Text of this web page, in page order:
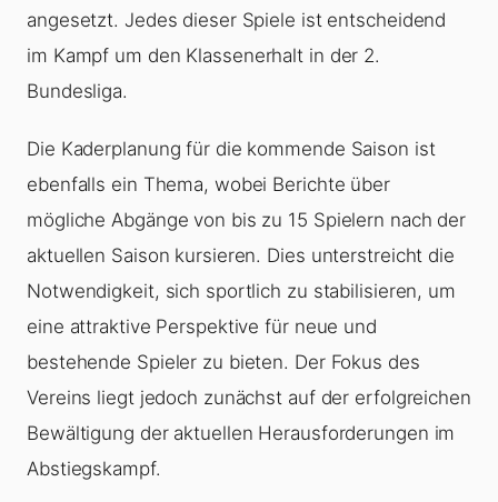
angesetzt. Jedes dieser Spiele ist entscheidend
im Kampf um den Klassenerhalt in der 2.
Bundesliga.
Die Kaderplanung für die kommende Saison ist
ebenfalls ein Thema, wobei Berichte über
mögliche Abgänge von bis zu 15 Spielern nach der
aktuellen Saison kursieren. Dies unterstreicht die
Notwendigkeit, sich sportlich zu stabilisieren, um
eine attraktive Perspektive für neue und
bestehende Spieler zu bieten. Der Fokus des
Vereins liegt jedoch zunächst auf der erfolgreichen
Bewältigung der aktuellen Herausforderungen im
Abstiegskampf.